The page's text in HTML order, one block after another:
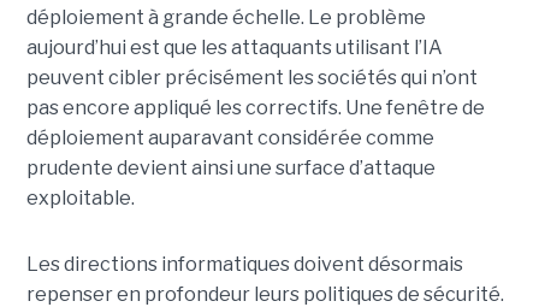
déploiement à grande échelle. Le problème
aujourd’hui est que les attaquants utilisant l’IA
peuvent cibler précisément les sociétés qui n’ont
pas encore appliqué les correctifs. Une fenêtre de
déploiement auparavant considérée comme
prudente devient ainsi une surface d’attaque
exploitable.
Les directions informatiques doivent désormais
repenser en profondeur leurs politiques de sécurité.